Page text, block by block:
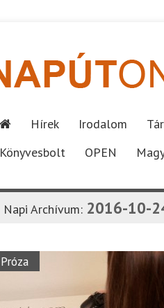
Hírek Irodalom
Könyvesbolt
OPEN
Napi Archívum: 2016-10-
Próza